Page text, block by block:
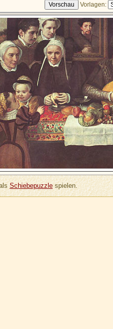
Vorlagen:
Schiebepuzzlespielen.